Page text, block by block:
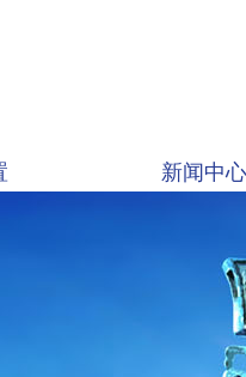
新闻中心